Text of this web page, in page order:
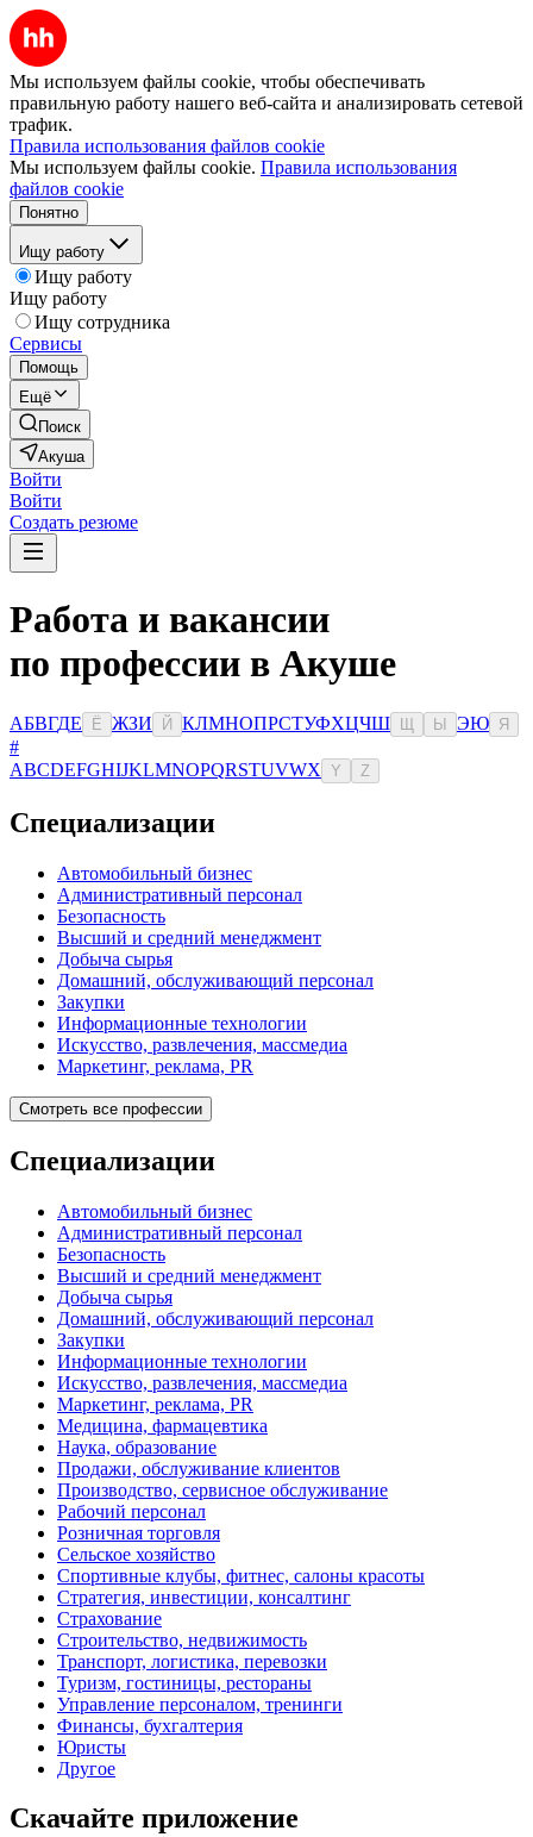
Мы используем файлы cookie, чтобы обеспечивать
правильную работу нашего веб-сайта и анализировать сетевой
трафик.
Правила использования файлов cookie
Мы используем файлы cookie. Правила использования
файлов cookie
Понятно
Ищу работу
Ищу работу
Ищу работу
Ищу сотрудника
Сервисы
Помощь
Ещё
Поиск
Акуша
Войти
Войти
Создать резюме
Работа и вакансии
по профессии в Акуше
АБВГДЕ Ё ЖЗИ Й КЛМНОПРСТУФХЦЧШ Ы ЭЮ Я
#
ABCDEFGHIJKLMNOPQRSTUVWX Y Z
Специализации
Автомобильный бизнес
Административный персонал
Безопасность
Высший и средний менеджмент
Добыча сырья
Домашний, обслуживающий персонал
Закупки
Информационные технологии
Искусство, развлечения, массмедиа
Маркетинг, реклама, PR
Смотреть все профессии
Специализации
Автомобильный бизнес
Административный персонал
Безопасность
Высший и средний менеджмент
Добыча сырья
Домашний, обслуживающий персонал
Закупки
Информационные технологии
Искусство, развлечения, массмедиа
Маркетинг, реклама, PR
Медицина, фармацевтика
Наука, образование
Продажи, обслуживание клиентов
Производство, сервисное обслуживание
Рабочий персонал
Розничная торговля
Сельское хозяйство
Спортивные клубы, фитнес, салоны красоты
Стратегия, инвестиции, консалтинг
Страхование
Строительство, недвижимость
Транспорт, логистика, перевозки
Туризм, гостиницы, рестораны
Управление персоналом, тренинги
Финансы, бухгалтерия
Юристы
Другое
Скачайте приложение